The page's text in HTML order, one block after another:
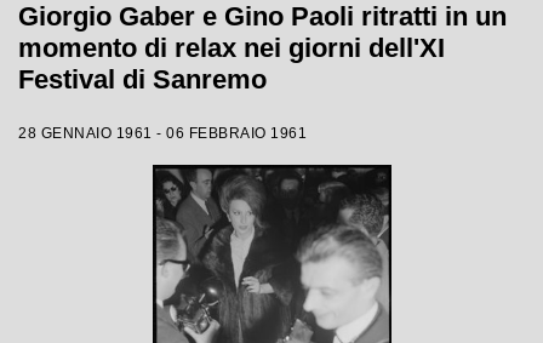
Giorgio Gaber e Gino Paoli ritratti in un
momento di relax nei giorni dell'XI
Festival di Sanremo
28 GENNAIO 1961 - 06 FEBBRAIO 1961